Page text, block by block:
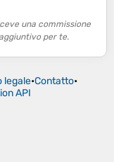
una commissione
per te.
legale•Contatto•
API